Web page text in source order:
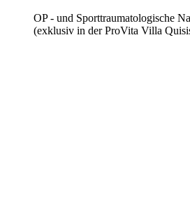
OP - und Sporttraumatologische
(exklusiv in der ProVita Villa